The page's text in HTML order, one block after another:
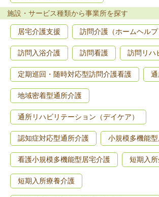
施設・サービス種類から事業所を探す
居宅介護支援 訪問介護（ホームヘルプ
訪問入浴介護 訪問看護 訪問リハ
定期巡回・随時対応型訪問介護看護
地域密着型通所介護
通所リハビリテーション（デイケア）
認知症対応型通所介護 小規模多機能
看護小規模多機能型居宅介護 短期入
短期入所療養介護